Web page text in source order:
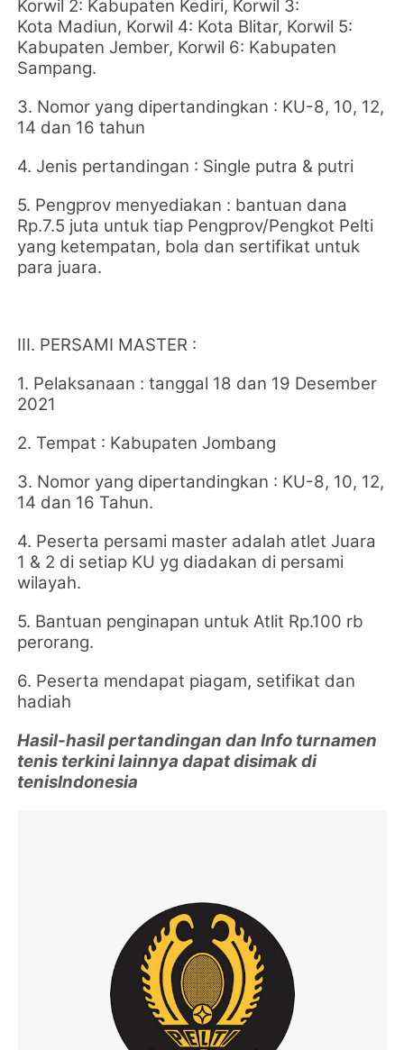
Korwil 2: Kabupaten Kediri, Korwil 3:
Kota Madiun, Korwil 4: Kota Blitar, Korwil 5:
Kabupaten Jember, Korwil 6: Kabupaten
Sampang.
3. Nomor yang dipertandingkan : KU-8, 10, 12,
14 dan 16 tahun
4. Jenis pertandingan : Single putra & putri
5. Pengprov menyediakan : bantuan dana
Rp.7.5 juta untuk tiap Pengprov/Pengkot Pelti
yang ketempatan, bola dan sertifikat untuk
para juara.
III. PERSAMI MASTER :
1. Pelaksanaan : tanggal 18 dan 19 Desember
2021
2. Tempat : Kabupaten Jombang
3. Nomor yang dipertandingkan : KU-8, 10, 12,
14 dan 16 Tahun.
4. Peserta persami master adalah atlet Juara
1 & 2 di setiap KU yg diadakan di persami
wilayah.
5. Bantuan penginapan untuk Atlit Rp.100 rb
perorang.
6. Peserta mendapat piagam, setifikat dan
hadiah
Hasil-hasil pertandingan dan Info turnamen
tenis terkini lainnya dapat disimak di
tenisIndonesia